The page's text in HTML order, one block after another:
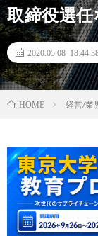
取締役選
2020.05.08
HOME 経営/業